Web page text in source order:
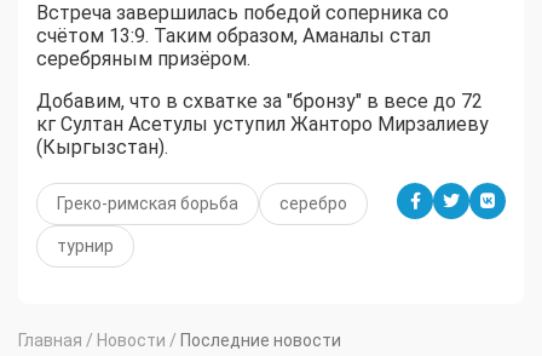
Встреча завершилась победой соперника со
счётом 13:9. Таким образом, Аманалы стал
серебряным призёром.
Добавим, что в схватке за "бронзу" в весе до 72
кг Султан Асетулы уступил Жанторо Мирзалиеву
(Кыргызстан).
Греко-римская борьба серебро
турнир
Главная / Новости / Последние новости